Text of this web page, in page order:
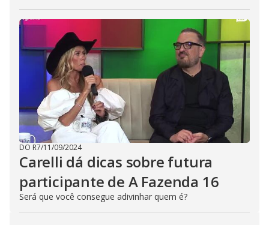
DO R7/11/09/2024
Carelli dá dicas sobre futura
participante de A Fazenda 16
Será que você consegue adivinhar quem é?